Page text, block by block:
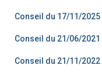
Conseil du 17/11/2025
Conseil du 21/06/2021
Conseil du 21/11/2022